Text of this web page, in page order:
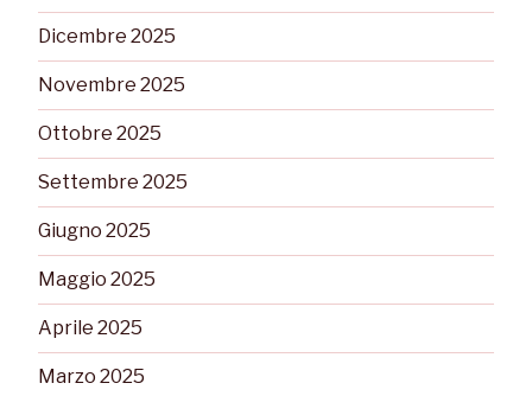
Dicembre 2025
Novembre 2025
Ottobre 2025
Settembre 2025
Giugno 2025
Maggio 2025
Aprile 2025
Marzo 2025